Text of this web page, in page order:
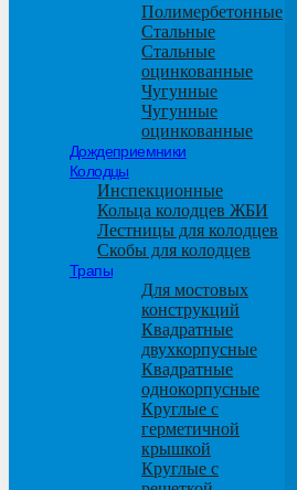
Полимербетонные
Стальные
Стальные
оцинкованные
Чугунные
Чугунные
оцинкованные
Дождеприемники
Колодцы
Инспекционные
Кольца колодцев ЖБИ
Лестницы для колодцев
Скобы для колодцев
Трапы
Для мостовых
конструкций
Квадратные
двухкорпусные
Квадратные
однокорпусные
Круглые с
герметичной
крышкой
Круглые с